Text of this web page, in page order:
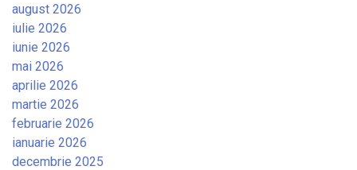
august 2026
iulie 2026
iunie 2026
mai 2026
aprilie 2026
martie 2026
februarie 2026
ianuarie 2026
decembrie 2025